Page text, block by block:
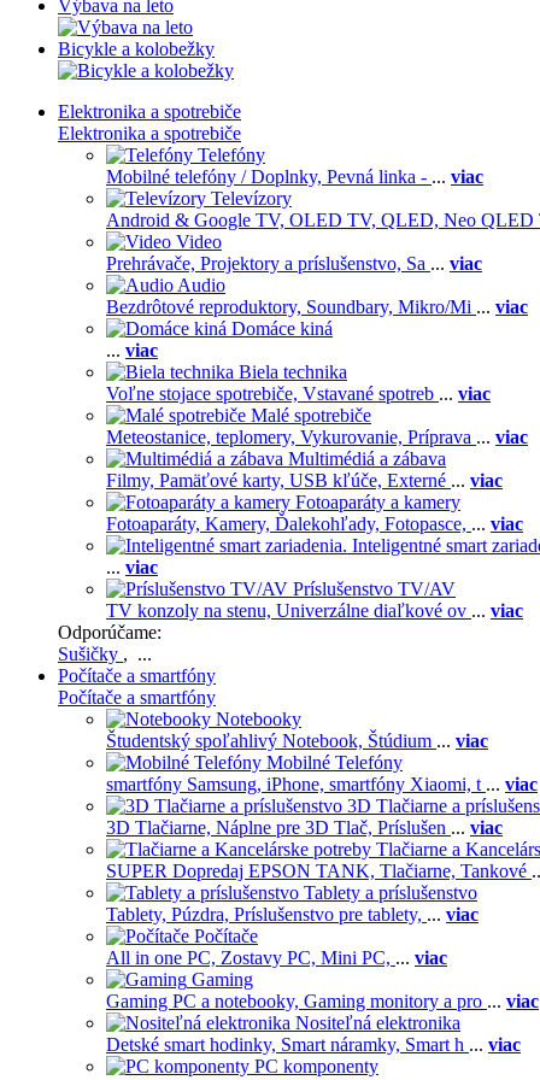
Výbava na leto
Bicykle a kolobežky
Elektronika a spotrebiče
Elektronika a spotrebiče
Telefóny
Mobilné telefóny / Doplnky, Pevná linka - ... viac
Televízory
Android & Google TV, OLED TV, QLED, Neo QLED
Video
Prehrávače, Projektory a príslušenstvo, Sa ... viac
Audio
Bezdrôtové reproduktory, Soundbary, Mikro/Mi ... viac
Domáce kiná
... viac
Biela technika
Voľne stojace spotrebiče, Vstavané spotreb ... viac
Malé spotrebiče
Meteostanice, teplomery, Vykurovanie, Príprava ... viac
Multimédiá a zábava
Filmy, Pamäťové karty, USB kľúče, Externé ... viac
Fotoaparáty a kamery
Fotoaparáty, Kamery, Ďalekohľady, Fotopasce, ... viac
Inteligentné smart
... viac
Príslušenstvo TV/AV
TV konzoly na stenu, Univerzálne diaľkové ov ... viac
Odporúčame:
Sušičky , ...
Počítače a smartfóny
Počítače a smartfóny
Notebooky
Študentský spoľahlivý Notebook, Štúdium ... viac
Mobilné Telefóny
smartfóny Samsung, iPhone, smartfóny Xiaomi, t ... viac
3D Tlačiarne a
3D Tlačiarne, Náplne pre 3D Tlač, Príslušen ... viac
Tlačiarne a
SUPER Dopredaj EPSON TANK, Tlačiarne, Tankové
Tablety a príslušenstvo
Tablety, Púzdra, Príslušenstvo pre tablety, ... viac
Počítače
All in one PC, Zostavy PC, Mini PC, ... viac
Gaming
Gaming PC a notebooky, Gaming monitory a pro ... viac
Nositeľná elektronika
Detské smart hodinky, Smart náramky, Smart h ... viac
PC komponenty